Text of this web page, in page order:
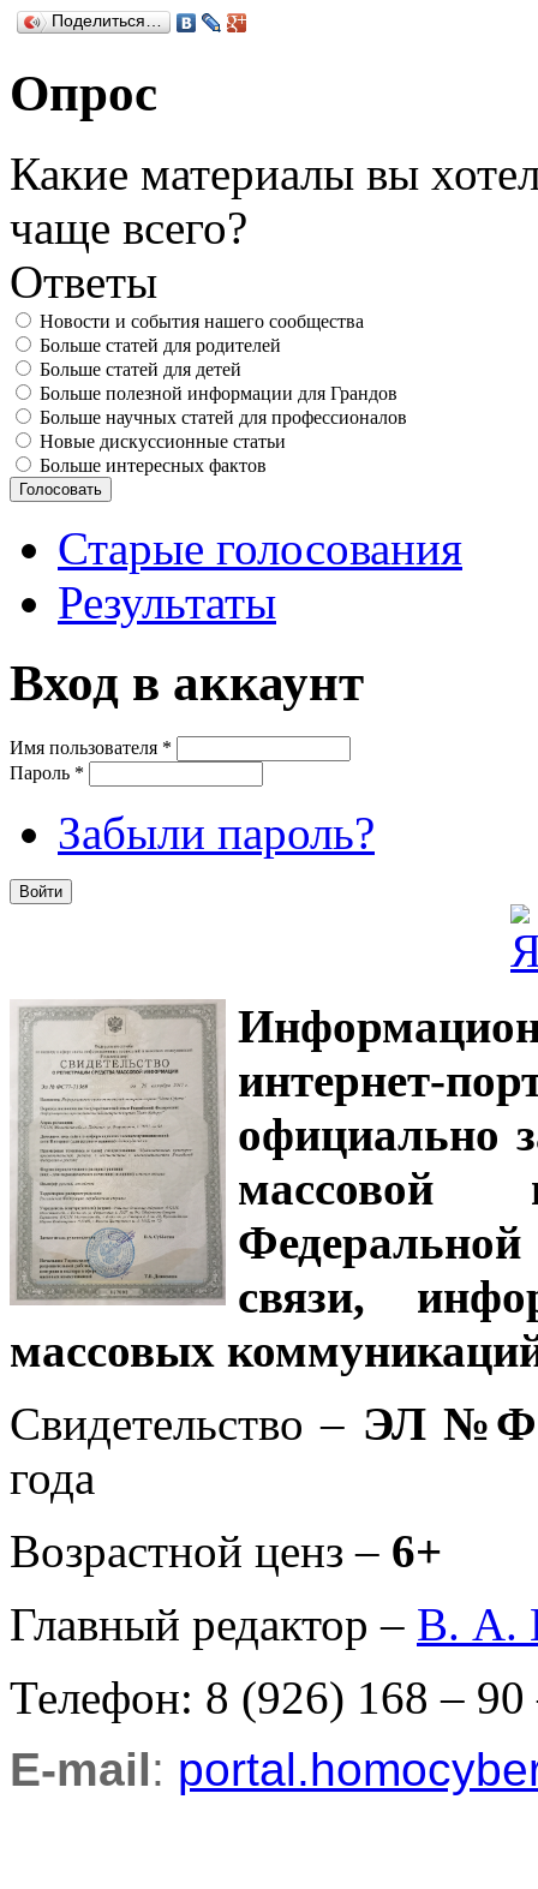
Поделиться…
Опрос
Какие материалы вы
чаще всего?
Ответы
Новости и события нашего сообщества
Больше статей для родителей
Больше статей для детей
Больше полезной информации для Грандов
Больше научных статей для профессионалов
Новые дискуссионные статьи
Больше интересных фактов
Старые голосования
Результаты
Вход в аккаунт
Имя пользователя *
Пароль *
Забыли пароль?
интернет-
официально
связи,
массовых
Свидетельство – ЭЛ
года
Возрастной ценз – 6+
Главный редактор – В. А.
Телефон: 8 (926) 168 – 90
E-mail: